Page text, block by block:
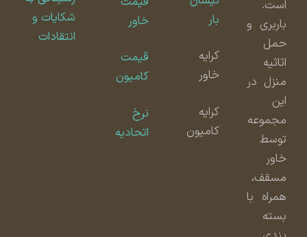
است.
باربری و
حمل
اثاثیه
منزل در
مجموعه
توسط
مسقف،
همراه با
بسته
کامیون
قیمت
کامیون
اتحادیه
شکایات و
انتقادات